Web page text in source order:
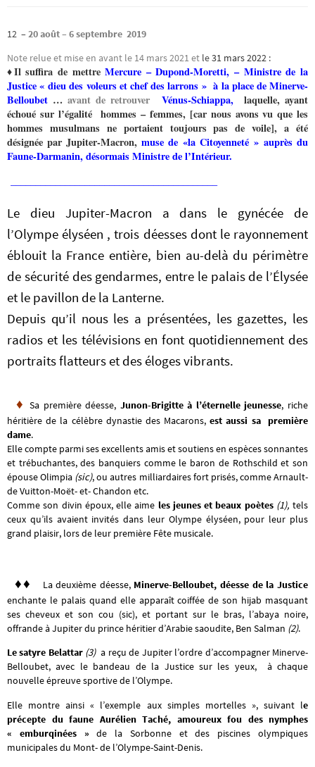
12 –20 août – 6 septembre 2019
Note relue et mise en avant le 14 mars 2021 et le31 mars 2022 :
♦Il suffira de mettreMercure – Dupond-Moretti, – Ministre de la
Justice « dieu des voleurs et chef des larrons » à la place de Minerve-
Belloubet …avant de retrouver Vénus-Schiappa,
laquelle, ayant
échoué sur l’égalité hommes – femmes, [car nous avons vu que les
hommes musulmans ne portaient toujours pas de voile], a été
désignée par Jupiter-Macron,muse de «la Citoyenneté » auprès du
Faune-Darmanin, désormais Ministre de l’Intérieur.
Le dieu Jupiter-Macron a dans le gynécée de
l’Olympe élyséen , trois déesses dont le rayonnement
éblouit la France entière, bien au-delà du périmètre
de sécurité des gendarmes, entre le palais de l’Élysée
et le pavillon de la Lanterne.
Depuis qu’il nous les a présentées, les gazettes, les
radios et les télévisions en font quotidiennement des
portraits flatteurs et des éloges vibrants.
♦Sa première déesse, Junon-Brigitte à l’éternelle jeunesse, riche
héritière de la célèbre dynastie des Macarons,est aussi sa première
dame.
Elle compte parmi ses excellents amis et soutiens en espèces sonnantes
et trébuchantes, des banquiers comme le baron de Rothschild et son
épouse Olimpia (sic), ou autres milliardaires fort prisés, comme Arnault-
de Vuitton-Moët- et- Chandon etc.
Comme son divin époux, elle aime les jeunes et beaux poètes (1), tels
ceux qu’ils avaient invités dans leur Olympe élyséen, pour leur plus
grand plaisir, lors de leur première Fête musicale.
♦♦ La deuxième déesse,Minerve-Belloubet, déesse de la Justice
enchante le palais quand elle apparaît coiffée de son hijab masquant
ses cheveux et son cou (sic), et portant sur le bras, l’abaya noire,
offrande à Jupiter du prince héritier d’Arabie saoudite, Ben Salman (2).
Le satyre Belattar (3)a reçu de Jupiter l’ordre d’accompagner Minerve-
Belloubet, avec le bandeau de la Justice sur les yeux, à chaque
nouvelle épreuve sportive de l’Olympe.
Elle montre ainsi « l’exemple aux simples mortelles », suivant le
précepte du faune Aurélien Taché, amoureux fou des nymphes
« emburqinées » de la Sorbonne et des piscines olympiques
municipales du Mont- de l’Olympe-Saint-Denis.